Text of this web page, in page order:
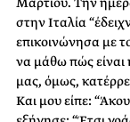
στην Ιταλία
επικοινώνησα με
να μάθω πώς είναι
μας, όμως,
Και μου είπε: